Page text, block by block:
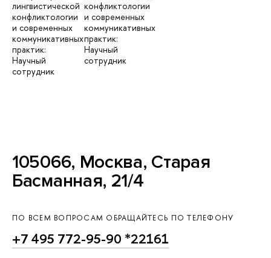
лингвистической
конфликтологии
и современных
коммуникативных
практик:
Научный
сотрудник
конфликтологии
и современных
коммуникативных
практик:
Научный
сотрудник
105066, Москва, Старая
Басманная, 21/4
ПО ВСЕМ ВОПРОСАМ ОБРАЩАЙТЕСЬ ПО ТЕЛЕФОНУ
+7 495 772-95-90 *22161